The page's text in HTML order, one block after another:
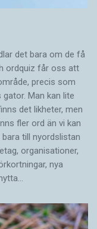
det bara om de få
ordquiz får oss att
precis som
Man kan lite
det likheter, men
fler ord än vi kan
till nyordslistan
organisationer,
nya